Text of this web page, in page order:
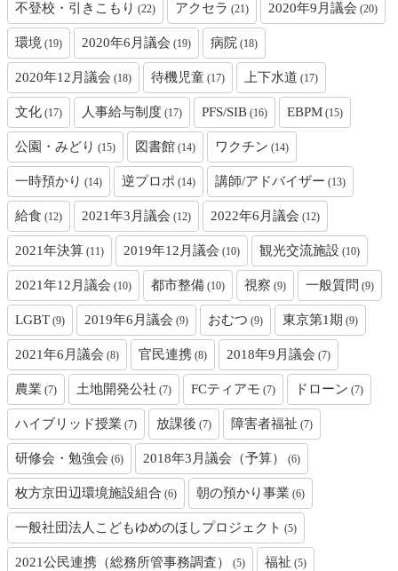
不登校・引きこもり (22) アクセラ (21) 2020年9月議会 (20)
環境 (19) 2020年6月議会 (19) 病院 (18)
2020年12月議会 (18) 待機児童 (17) 上下水道 (17)
文化 (17) 人事給与制度 (17) PFS/SIB (16) EBPM (15)
公園・みどり (15) 図書館 (14) ワクチン (14)
一時預かり (14) 逆プロポ (14) 講師/アドバイザー (13)
給食 (12) 2021年3月議会 (12) 2022年6月議会 (12)
2021年決算 (11) 2019年12月議会 (10) 観光交流施設 (10)
2021年12月議会 (10) 都市整備 (10) 視察 (9) 一般質問 (9)
LGBT (9) 2019年6月議会 (9) おむつ (9) 東京第1期 (9)
2021年6月議会 (8) 官民連携 (8) 2018年9月議会 (7)
農業 (7) 土地開発公社 (7) FCティアモ (7) ドローン (7)
ハイブリッド授業 (7) 放課後 (7) 障害者福祉 (7)
研修会・勉強会 (6) 2018年3月議会（予算） (6)
枚方京田辺環境施設組合 (6) 朝の預かり事業 (6)
一般社団法人こどもゆめのほしプロジェクト (5)
2021公民連携（総務所管事務調査） (5) 福祉 (5)